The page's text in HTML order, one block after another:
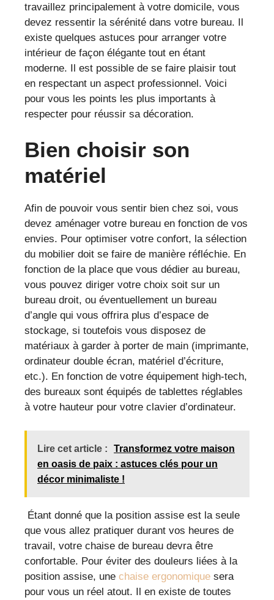
travaillez principalement à votre domicile, vous
devez ressentir la sérénité dans votre bureau. Il
existe quelques astuces pour arranger votre
intérieur de façon élégante tout en étant
moderne. Il est possible de se faire plaisir tout
en respectant un aspect professionnel. Voici
pour vous les points les plus importants à
respecter pour réussir sa décoration.
Bien choisir son
matériel
Afin de pouvoir vous sentir bien chez soi, vous
devez aménager votre bureau en fonction de vos
envies. Pour optimiser votre confort, la sélection
du mobilier doit se faire de manière réfléchie. En
fonction de la place que vous dédier au bureau,
vous pouvez diriger votre choix soit sur un
bureau droit, ou éventuellement un bureau
d’angle qui vous offrira plus d’espace de
stockage, si toutefois vous disposez de
matériaux à garder à porter de main (imprimante,
ordinateur double écran, matériel d’écriture,
etc.). En fonction de votre équipement high-tech,
des bureaux sont équipés de tablettes réglables
à votre hauteur pour votre clavier d’ordinateur.
Lire cet article :
Transformez votre maison
en oasis de paix : astuces clés pour un
décor minimaliste !
Étant donné que la position assise est la seule
que vous allez pratiquer durant vos heures de
travail, votre chaise de bureau devra être
confortable. Pour éviter des douleurs liées à la
position assise, une chaise ergonomique sera
pour vous un réel atout. Il en existe de toutes